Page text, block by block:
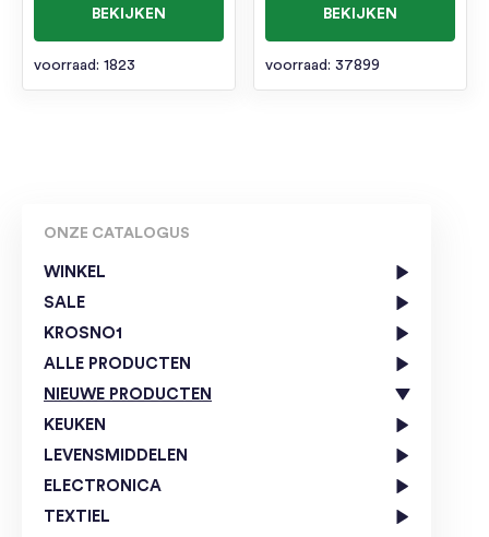
ONZE CATALOGUS
WINKEL
SALE
KROSNO1
ALLE PRODUCTEN
NIEUWE PRODUCTEN
KEUKEN
LEVENSMIDDELEN
ELECTRONICA
TEXTIEL
BEKIJKEN
voorraad: 1823
BEKIJKEN
voorraad: 37899